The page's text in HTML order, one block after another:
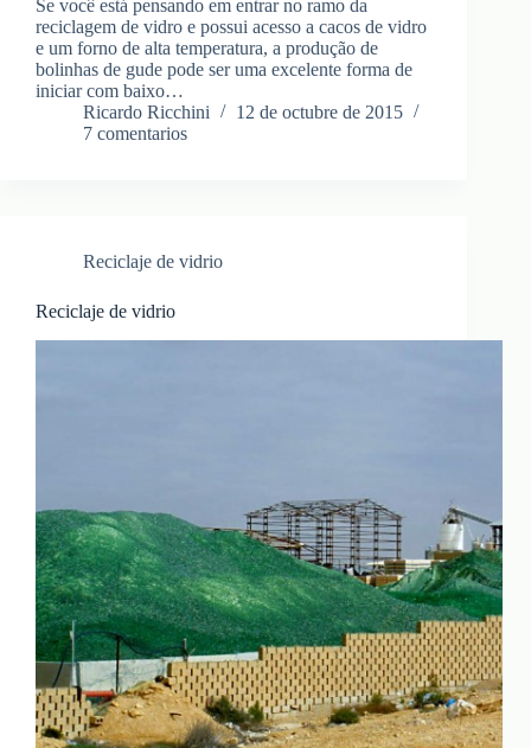
Se você está pensando em entrar no ramo da
reciclagem de vidro e possui acesso a cacos de vidro
e um forno de alta temperatura, a produção de
bolinhas de gude pode ser uma excelente forma de
iniciar com baixo…
Ricardo Ricchini
12 de octubre de 2015
7 comentarios
Reciclaje de vidrio
Reciclaje de vidrio